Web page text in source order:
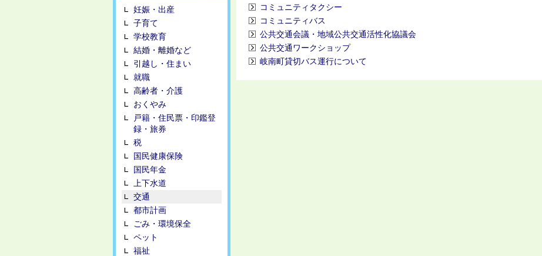
妊娠・出産
子育て
学校教育
結婚・離婚など
引越し・住まい
就職
高齢者・介護
おくやみ
戸籍・住民票・印鑑登
録・旅券
税
国民健康保険
国民年金
上下水道
交通
都市計画
ごみ・環境保全
ペット
福祉
コミュニティタクシー
コミュニティバス
公共交通会議・地域公共交通活性化協議会
公共交通ワークショップ
岐南町貸切バス運行について